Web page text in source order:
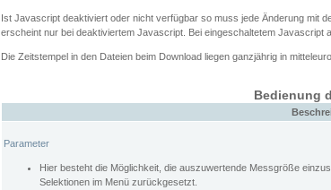
Ist Javascript deaktiviert oder nicht verfügbar so muss jede Änderung mit
erscheint nur bei deaktiviertem Javascript. Bei eingeschaltetem Javascript
Die Zeitstempel in den Dateien beim Download liegen ganzjährig in
Bedienung
Parameter
Hier besteht die Möglichkeit, die auszuwertende Messgröße
Selektionen im Menü zurückgesetzt.